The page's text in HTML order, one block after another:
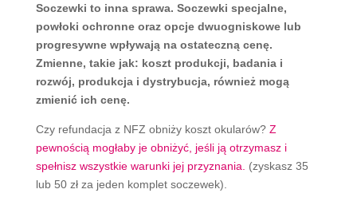
Soczewki to inna sprawa. Soczewki specjalne,
powłoki ochronne oraz opcje dwuogniskowe lub
progresywne wpływają na ostateczną cenę.
Zmienne, takie jak: koszt produkcji, badania i
rozwój, produkcja i dystrybucja, również mogą
zmienić ich cenę.
Czy refundacja z NFZ obniży koszt okularów?Z
pewnością mogłaby je obniżyć, jeśli ją otrzymasz i
spełnisz wszystkie warunki jej przyznania.
(zyskasz 35
lub 50 zł za jeden komplet soczewek).